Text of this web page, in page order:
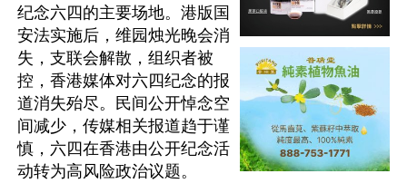
纪念六四的主要场地。港版国
安法实施后，维园烛光晚会消
失，支联会解散，组织者被
控，香港媒体对六四纪念的报
道消失殆尽。民间公开悼念空
间减少，传媒相关报道趋于谨
慎，六四在香港由公开纪念活
动转为高风险政治议题。